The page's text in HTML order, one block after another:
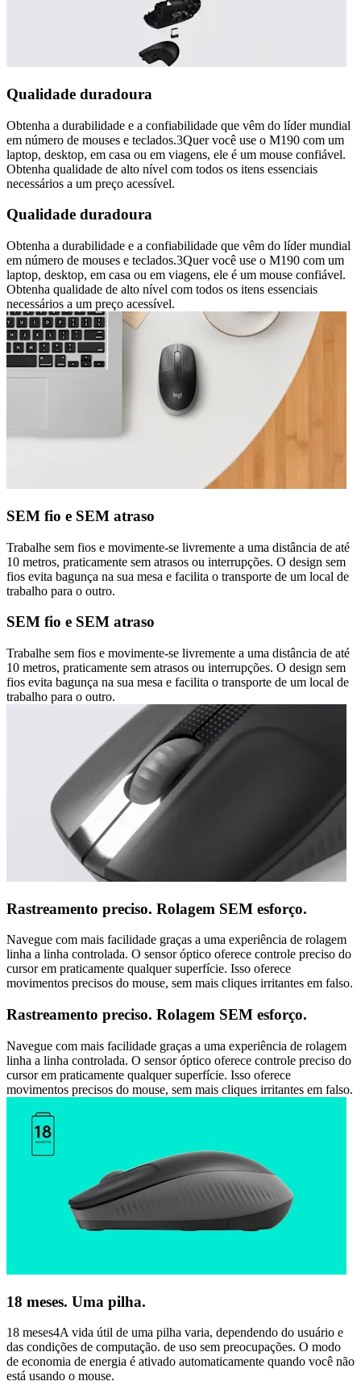
Qualidade duradoura
Obtenha a durabilidade e a confiabilidade que vêm do líder mundial
em número de mouses e teclados.3Quer você use o M190 com um
laptop, desktop, em casa ou em viagens, ele é um mouse confiável.
Obtenha qualidade de alto nível com todos os itens essenciais
necessários a um preço acessível.
Qualidade duradoura
Obtenha a durabilidade e a confiabilidade que vêm do líder mundial
em número de mouses e teclados.3Quer você use o M190 com um
laptop, desktop, em casa ou em viagens, ele é um mouse confiável.
Obtenha qualidade de alto nível com todos os itens essenciais
necessários a um preço acessível.
SEM fio e SEM atraso
Trabalhe sem fios e movimente-se livremente a uma distância de até
10 metros, praticamente sem atrasos ou interrupções. O design sem
fios evita bagunça na sua mesa e facilita o transporte de um local de
trabalho para o outro.
SEM fio e SEM atraso
Trabalhe sem fios e movimente-se livremente a uma distância de até
10 metros, praticamente sem atrasos ou interrupções. O design sem
fios evita bagunça na sua mesa e facilita o transporte de um local de
trabalho para o outro.
Rastreamento preciso. Rolagem SEM esforço.
Navegue com mais facilidade graças a uma experiência de rolagem
linha a linha controlada. O sensor óptico oferece controle preciso do
cursor em praticamente qualquer superfície. Isso oferece
movimentos precisos do mouse, sem mais cliques irritantes em falso.
Rastreamento preciso. Rolagem SEM esforço.
Navegue com mais facilidade graças a uma experiência de rolagem
linha a linha controlada. O sensor óptico oferece controle preciso do
cursor em praticamente qualquer superfície. Isso oferece
movimentos precisos do mouse, sem mais cliques irritantes em falso.
18 meses. Uma pilha.
18 meses4A vida útil de uma pilha varia, dependendo do usuário e
das condições de computação. de uso sem preocupações. O modo
de economia de energia é ativado automaticamente quando você não
está usando o mouse.